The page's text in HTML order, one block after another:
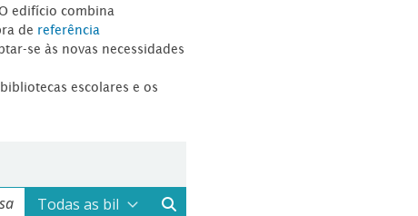
edifício combina
de referência
se às novas necessidades
escolares e os